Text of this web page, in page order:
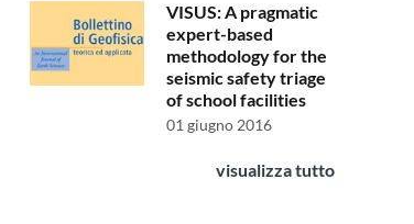
VISUS: A pragmatic
expert-based
methodology for the
seismic safety triage
of school facilities
01 giugno 2016
visualizza tutto